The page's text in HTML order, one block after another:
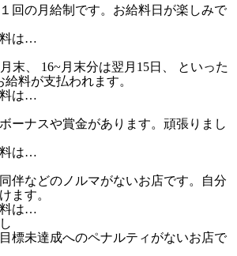
回の月給制です。お給料日が楽しみで
は…
末、 16~月末分は翌月15日、 といった
給料が支払われます。
は…
ーナスや賞金があります。頑張りまし
は…
伴などのノルマがないお店です。自分
ます。
は…
標未達成へのペナルティがないお店で